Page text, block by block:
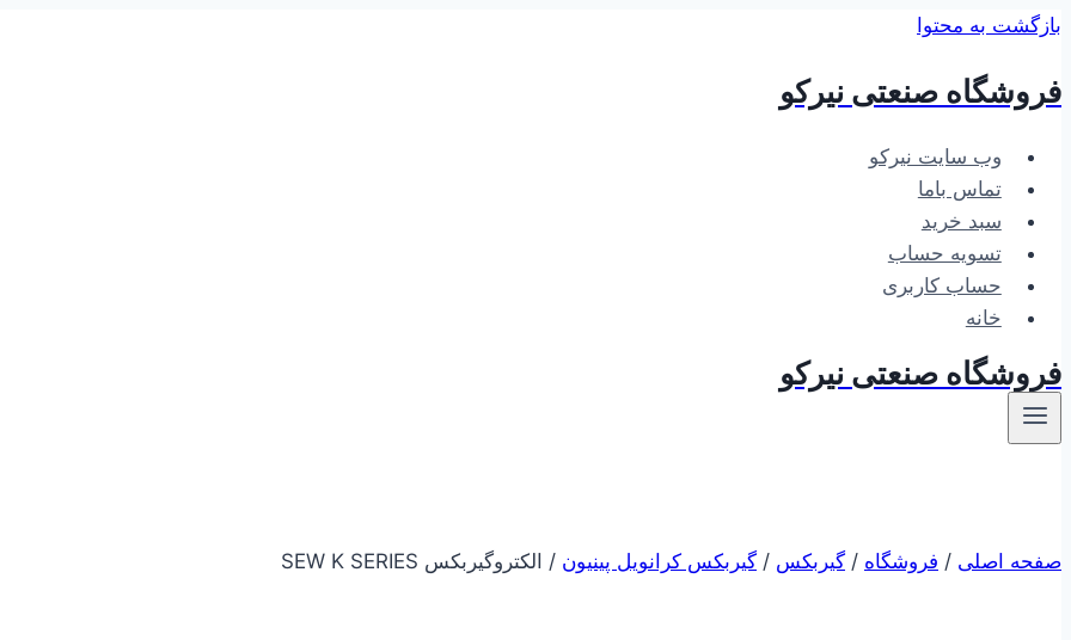
بازگشت به محتوا
فروشگاه صنعتی نیرکو
وب سایت نیرکو
تماس باما
سبد خرید
تسویه حساب
حساب کاربری
خانه
فروشگاه صنعتی نیرکو
صفحه اصلی / فروشگاه / گیربکس / گیربکس کرانویل پینیون / الکتروگیربکس SEW K SERIES